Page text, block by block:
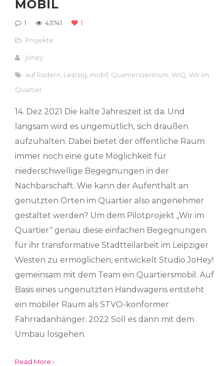
MOBIL
1 43741 1
Projekte
johey
auf Rädern Leipzig mobil Quartierszentrum ,WiQ ,Wir im
Quartier
14. Dez 2021 Die kalte Jahreszeit ist da. Und
langsam wird es ungemütlich, sich draußen
aufzuhalten. Dabei bietet der öffentliche Raum
immer noch eine gute Möglichkeit für
niederschwellige Begegnungen in der
Nachbarschaft. Wie kann der Aufenthalt an
genutzten Orten im Quartier also angenehmer
gestaltet werden? Um dem Pilotprojekt „Wir im
Quartier“ genau diese einfachen Begegnungen
für ihr transformative Stadtteilarbeit im Leipziger
Westen zu ermöglichen, entwickelt Studio JoHey!
gemeinsam mit dem Team ein Quartiersmobil. Auf
Basis eines ungenutzten Handwagens entsteht
ein mobiler Raum als STVO-konformer
Fahrradanhänger. 2022 Soll es dann mit dem
Umbau losgehen.
Read More ›